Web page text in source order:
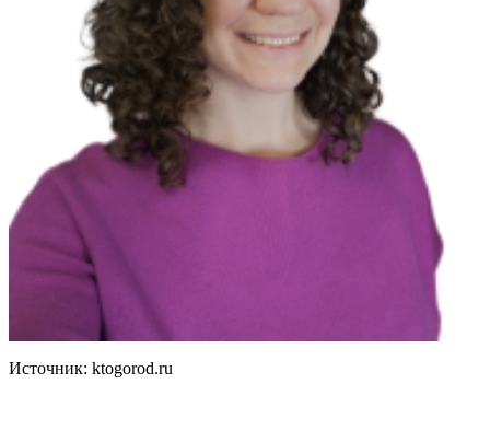
Источник: ktogorod.ru